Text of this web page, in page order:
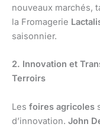
nouveaux marchés,
la Fromagerie
saisonnier.
2. Innovation et
Terroirs
Les foires agricoles
d’innovation. John